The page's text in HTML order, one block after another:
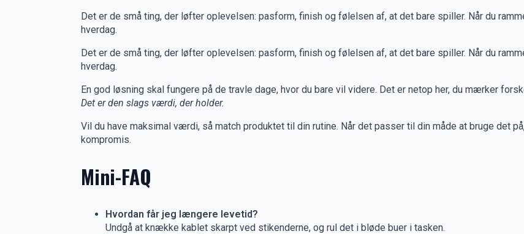
Det er de små ting, der løfter oplevelsen: pasform, finish og følelsen af, at det bare spiller. Når du
hverdag.
Det er de små ting, der løfter oplevelsen: pasform, finish og følelsen af, at det bare spiller. Når du
hverdag.
En god løsning skal fungere på de travle dage, hvor du bare vil videre. Det er netop her, du mærker
Det er den slags værdi, der holder.
Vil du have maksimal værdi, så match produktet til din rutine. Når det passer til din måde at bruge det
kompromis.
Mini-FAQ
Hvordan får jeg længere levetid?
Undgå at knække kablet skarpt ved stikenderne, og rul det i bløde buer i tasken.